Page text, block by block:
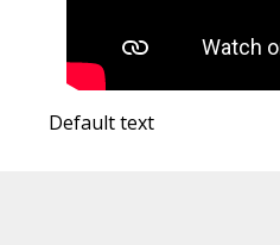
Default text